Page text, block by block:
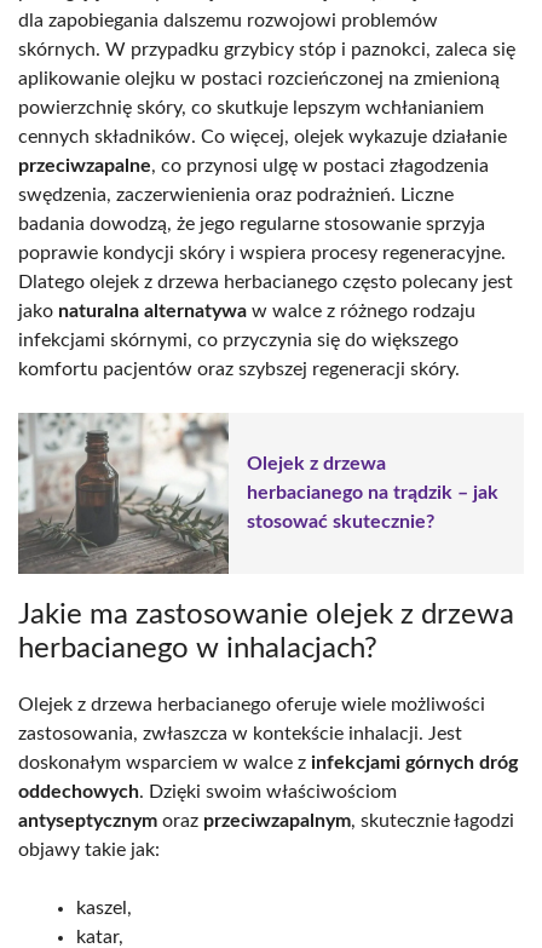
dla zapobiegania dalszemu rozwojowi problemów
skórnych. W przypadku grzybicy stóp i paznokci, zaleca się
aplikowanie olejku w postaci rozcieńczonej na zmienioną
powierzchnię skóry, co skutkuje lepszym wchłanianiem
cennych składników. Co więcej, olejek wykazuje działanie
przeciwzapalne, co przynosi ulgę w postaci złagodzenia
swędzenia, zaczerwienienia oraz podrażnień. Liczne
badania dowodzą, że jego regularne stosowanie sprzyja
poprawie kondycji skóry i wspiera procesy regeneracyjne.
Dlatego olejek z drzewa herbacianego często polecany jest
jako naturalna alternatywa w walce z różnego rodzaju
infekcjami skórnymi, co przyczynia się do większego
komfortu pacjentów oraz szybszej regeneracji skóry.
Olejek z drzewa
herbacianego na trądzik – jak
stosować skutecznie?
Jakie ma zastosowanie olejek z drzewa
herbacianego w inhalacjach?
Olejek z drzewa herbacianego oferuje wiele możliwości
zastosowania, zwłaszcza w kontekście inhalacji. Jest
doskonałym wsparciem w walce z infekcjami górnych dróg
oddechowych. Dzięki swoim właściwościom
antyseptycznym oraz przeciwzapalnym, skutecznie łagodzi
objawy takie jak:
kaszel,
katar,